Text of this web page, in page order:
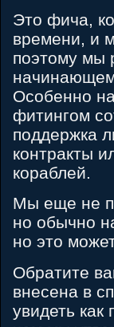
Это фича,
времени, и
поэтому мы
Особенно
фитингом
поддержка
контракты
кораблей.
Мы еще не
но обычно
но это
Обратите
внесена в
увидеть как